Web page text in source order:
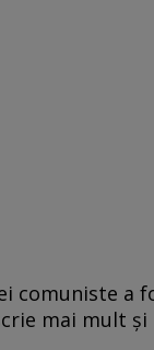
comuniste a
mai mult